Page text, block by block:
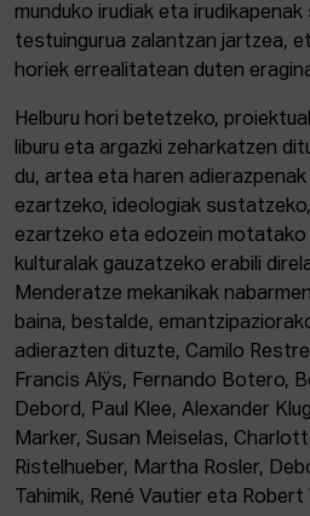
munduko irudiak eta
testuingurua zalantzan jartzea,
horiek errealitatean duten
Helburu hori betetzeko,
liburu eta argazki zeharkatzen
du, artea eta haren
ezartzeko, ideologiak
ezartzeko eta edozein motatako
kulturalak gauzatzeko erabili
Menderatze mekanikak
baina, bestalde,
adierazten dituzte, Camilo
Francis Alÿs, Fernando Botero,
Debord, Paul Klee, Alexander
Marker, Susan Meiselas,
Ristelhueber, Martha Rosler,
Tahimik, René Vautier eta